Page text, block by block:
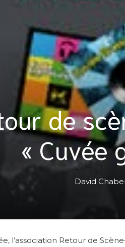
de
« Cuvée
David
l’association Retour de